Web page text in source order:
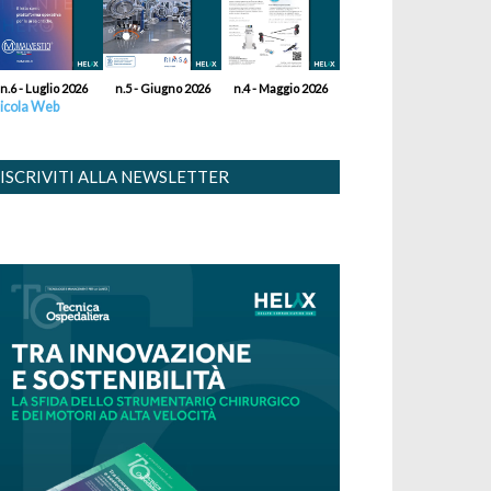
n.6 - Luglio 2026 n.5 - Giugno 2026 n.4 - Maggio 2026
Web
ISCRIVITI ALLA NEWSLETTER